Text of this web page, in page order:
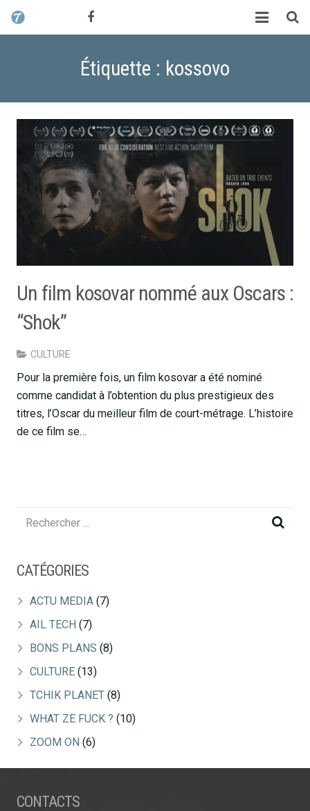
WORK
ALEX HALIMI
Étiquette : kossovo
Un film kosovar nommé aux Oscars :
“Shok”
CULTURE
Pour la première fois, un film kosovar a été nominé
comme candidat à l’obtention du plus prestigieux des
titres, l’Oscar du meilleur film de court-métrage. L’histoire
de ce film se…
CATÉGORIES
ACTU MEDIA (7)
AIL TECH (7)
BONS PLANS (8)
CULTURE (13)
TCHIK PLANET (8)
WHAT ZE FUCK ? (10)
ZOOM ON (6)
CONTACTS